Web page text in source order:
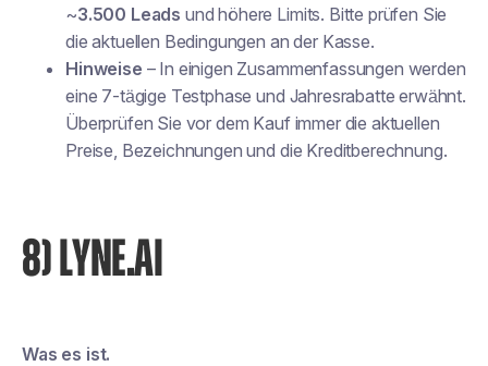
~3.500 Leads und höhere Limits. Bitte prüfen Sie
die aktuellen Bedingungen an der Kasse.
Hinweise – In einigen Zusammenfassungen werden
eine 7-tägige Testphase und Jahresrabatte erwähnt.
Überprüfen Sie vor dem Kauf immer die aktuellen
Preise, Bezeichnungen und die Kreditberechnung.
8) LYNE.AI
Was es ist.